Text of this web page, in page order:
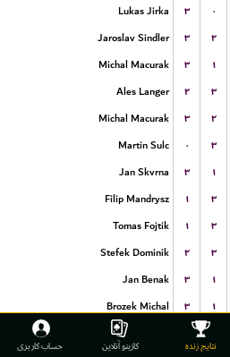
Lukas Jirka
۳ ۰
Jaroslav Sindler
۳ ۲
Michal Macurak
۳ ۱
Ales Langer
۲ ۳
Michal Macurak
۳ ۲
Martin Sulc
۰ ۳
Jan Skvrna
۳ ۱
Filip Mandrysz
۱ ۳
Tomas Fojtik
۱ ۳
Stefek Dominik
۲ ۳
Jan Benak
۳ ۱
Brozek Michal
۳ ۱
Cerny Martin
نتایج زنده کازینو آنلاین حساب کاربری